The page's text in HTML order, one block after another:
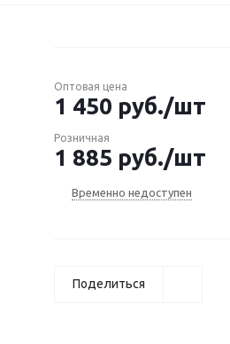
Оптовая цена
1 450 руб./шт
Розничная
1 885 руб./шт
Временно недоступен
Поделиться